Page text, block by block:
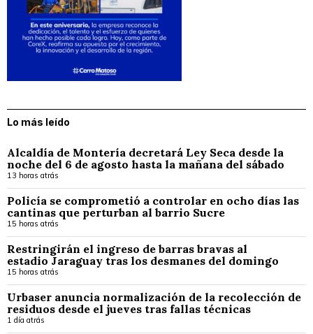
Lo más leído
Alcaldía de Montería decretará Ley Seca desde la
noche del 6 de agosto hasta la mañana del sábado
13 horas atrás
Policía se comprometió a controlar en ocho días las
cantinas que perturban al barrio Sucre
15 horas atrás
Restringirán el ingreso de barras bravas al
estadio Jaraguay tras los desmanes del domingo
15 horas atrás
Urbaser anuncia normalización de la recolección de
residuos desde el jueves tras fallas técnicas
1 día atrás